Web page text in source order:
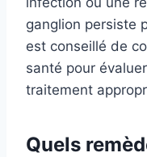
ganglion persiste
est conseillé de
santé pour
traitement
Quels